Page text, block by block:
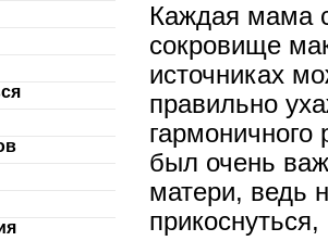
Каждая мама
сокровище
источниках
правильно
гармоничного
был очень
матери, ведь